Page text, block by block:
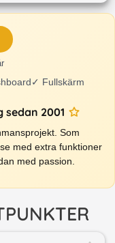
✓ Fullskärm
sedan 2001
Som
med extra funktioner
med passion.